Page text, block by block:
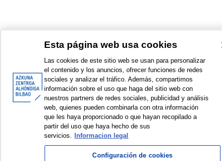
< Elementos mostrados: 1 a 1 de 1 >
© Azkuna Zentroa - Alhóndiga Bilbao
Esta página web usa cookies
Las cookies de este sitio web se usan para personalizar
el contenido y los anuncios, ofrecer funciones de redes
sociales y analizar el tráfico. Además, compartimos
información sobre el uso que haga del sitio web con
nuestros partners de redes sociales, publicidad y análisis
web, quienes pueden combinarla con otra información
que les haya proporcionado o que hayan recopilado a
partir del uso que haya hecho de sus
servicios.
Informacion legal
Configuración de cookies